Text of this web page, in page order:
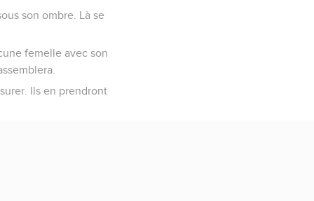
son ombre. Là se
femelle avec son
Ils en prendront